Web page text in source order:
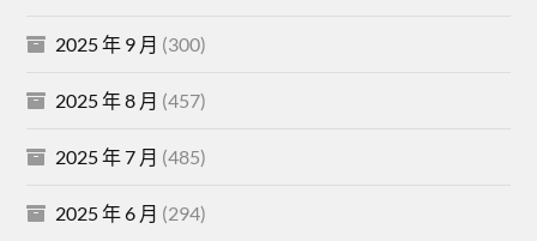
2025 年 9 月 (300)
2025 年 8 月 (457)
2025 年 7 月 (485)
2025 年 6 月 (294)